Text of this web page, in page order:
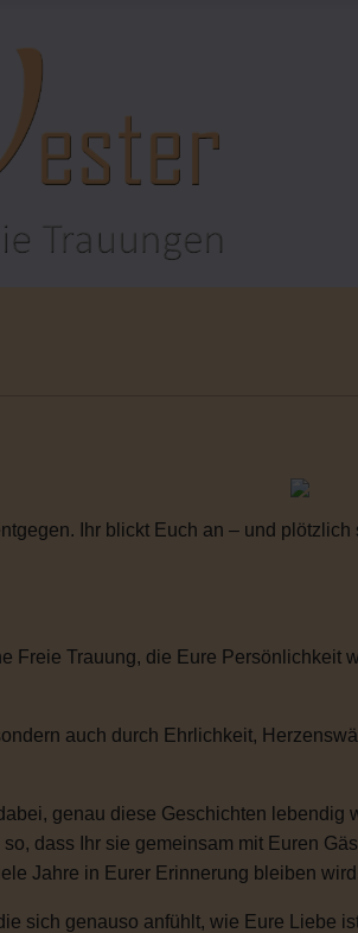
Ihr blickt Euch an – und
Freie Trauung, die Eure Persönlichkeit
auch durch Ehrlichkeit,
genau diese Geschichten lebendig
dass Ihr sie gemeinsam mit Euren
Jahre in Eurer Erinnerung bleiben
sich genauso anfühlt, wie Eure Liebe